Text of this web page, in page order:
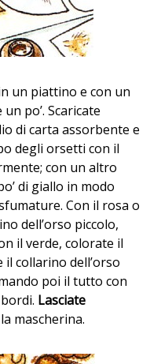
un piattino e con un
po’. Scaricate
di carta assorbente e
degli orsetti con il
con un altro
di giallo in modo
Con il rosa o
dell’orso piccolo,
il verde, colorate il
collarino dell’orso
poi il tutto con
Lasciate
mascherina.